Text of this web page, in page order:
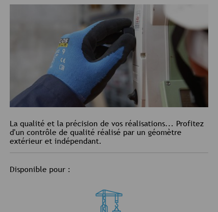
La qualité et la précision de vos réalisations... Profitez
d'un contrôle de qualité réalisé par un géomètre
extérieur et indépendant.
Disponible pour :